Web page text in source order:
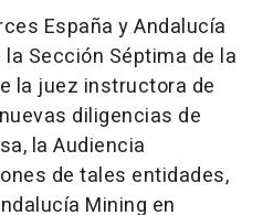
España y Andalucía
Sección Séptima de la
la juez instructora de
diligencias de
la Audiencia
de tales entidades,
Mining en